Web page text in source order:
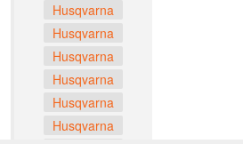
Husqvarna
Husqvarna
Husqvarna
Husqvarna
Husqvarna
Husqvarna